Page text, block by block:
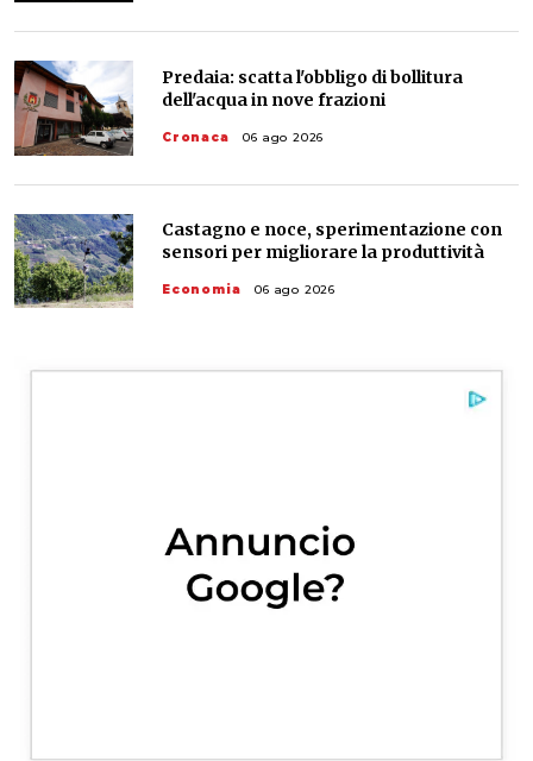
Predaia: scatta l'obbligo di bollitura
dell'acqua in nove frazioni
Cronaca 06 ago 2026
Castagno e noce, sperimentazione con
sensori per migliorare la produttività
Economia 06 ago 2026